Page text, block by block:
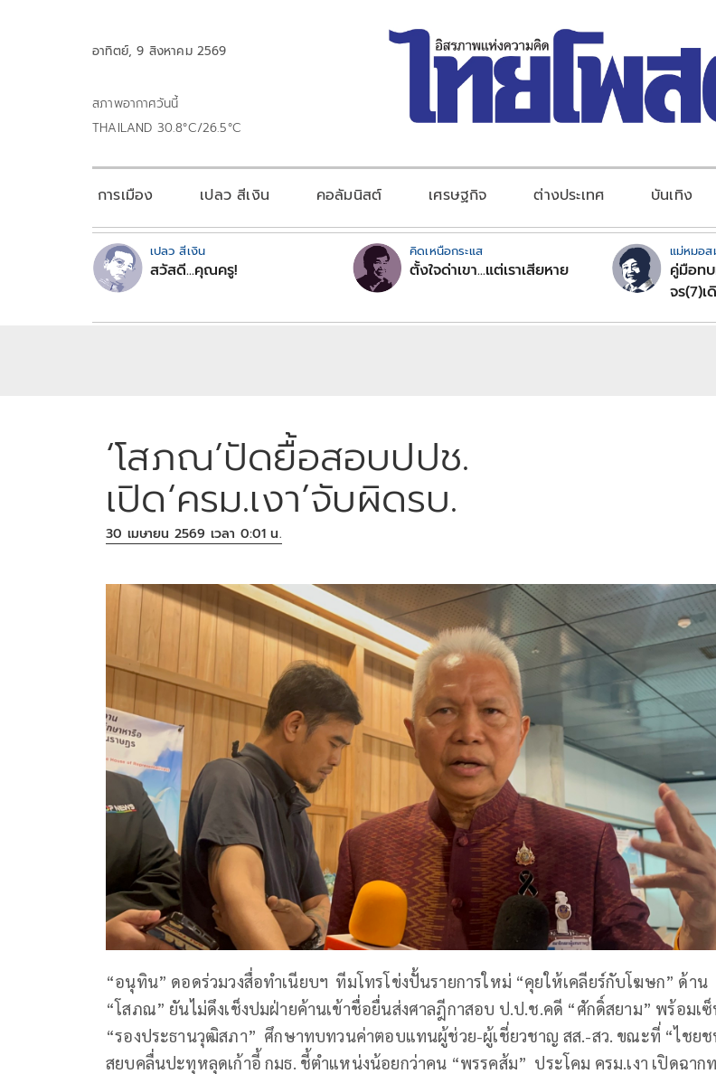
อาทิตย์, 9 สิงหาคม 2569
สภาพอากาศวันนี้
THAILAND 30.8°C/26.5°C
การเมือง เปลว สีเงิน คอลัมนิสต์ เศรษฐกิจ ต่างประเทศ บันเทิง
เปลว สีเงิน
สวัสดี...คุณครู!
คิดเหนือกระแส
ตั้งใจด่าเขา...แต่เราเสียหาย
แม่หมอส
คู่มือท
จร(7)
‘โสภณ’ปัดยื้อสอบปปช.
เปิด‘ครม.เงา’จับผิดรบ.
30 เมษายน 2569 เวลา 0:01 น.
“อนุทิน” ดอดร่วมวงสื่อทำเนียบฯ ทีมโทรโข่งปั้นรายการใหม่ “คุยให้เคลียร์กับโฆษก” ด้าน
“โสภณ” ยันไม่ดึงเช็งปมฝ่ายค้านเข้าชื่อยื่นส่งศาลฎีกาสอบ ป.ป.ช.คดี “ศักดิ์สยาม” พร้อมเ
“รองประธานวุฒิสภา” ศึกษาทบทวนค่าตอบแทนผู้ช่วย-ผู้เชี่ยวชาญ สส.-สว. ขณะที่ “ไชยช
สยบคลื่นปะทุหลุดเก้าอี้ กมธ. ชี้ตำแหน่งน้อยกว่าคน “พรรคส้ม” ประโคม ครม.เงา เปิดฉาก